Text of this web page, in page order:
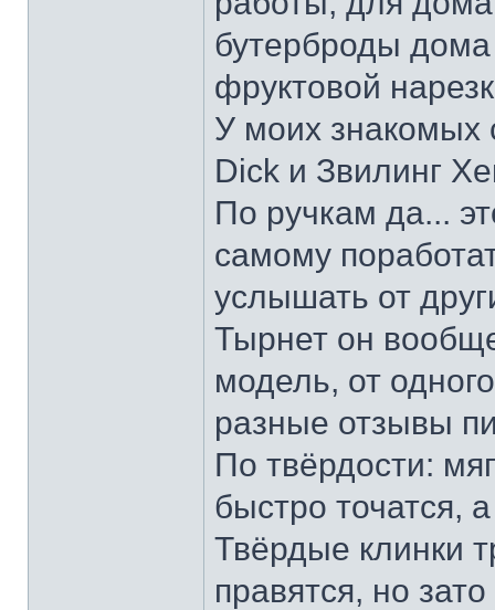
бутерброды дома
фруктовой
У моих знакомых
Dick и Звилинг
По ручкам да...
самому
услышать от
Тырнет он
модель, от
разные отзывы
По твёрдости:
быстро точатся,
Твёрдые клинки
правятся, но